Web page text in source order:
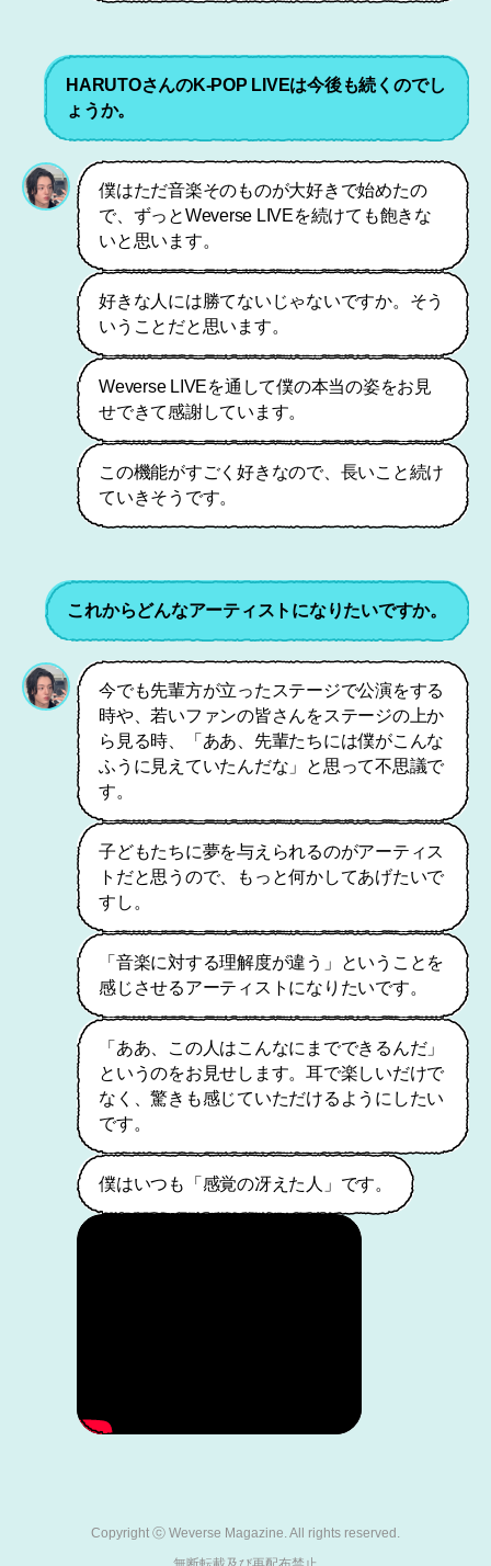
HARUTOさんのK-POP LIVEは今後も続くのでし
ょうか。
僕はただ音楽そのものが大好きで始めたの
で、ずっとWeverse LIVEを続けても飽きな
いと思います。
好きな人には勝てないじゃないですか。そう
いうことだと思います。
Weverse LIVEを通して僕の本当の姿をお見
せできて感謝しています。
この機能がすごく好きなので、長いこと続け
ていきそうです。
これからどんなアーティストになりたいですか。
今でも先輩方が立ったステージで公演をする
時や、若いファンの皆さんをステージの上か
ら見る時、「ああ、先輩たちには僕がこんな
ふうに見えていたんだな」と思って不思議で
す。
子どもたちに夢を与えられるのがアーティス
トだと思うので、もっと何かしてあげたいで
すし。
「音楽に対する理解度が違う」ということを
感じさせるアーティストになりたいです。
「ああ、この人はこんなにまでできるんだ」
というのをお見せします。耳で楽しいだけで
なく、驚きも感じていただけるようにしたい
です。
僕はいつも「感覚の冴えた人」です。
Copyright ⓒ Weverse Magazine. All rights reserved.